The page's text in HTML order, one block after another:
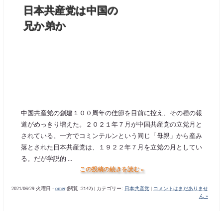
日本共産党は中国の
兄か弟か
中国共産党の創建１００周年の佳節を目前に控え、その種の報
道がめっきり増えた。２０２１年７月が中国共産党の立党月と
されている。一方でコミンテルンという同じ「母親」から産み
落とされた日本共産党は、１９２２年７月を立党の月としてい
る。だが学説的 ...
この投稿の続きを読む »
2021/06/29 火曜日 - orner(閲覧 :2142) | カテゴリー: 日本共産党|
コメントはまだありませ
ん »